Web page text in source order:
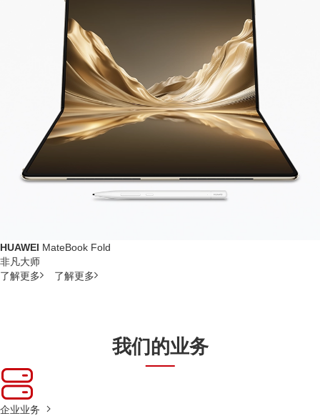
HUAWEI MateBook Fold
非凡大师
了解更多
了解更多
我们的业务
企业业务